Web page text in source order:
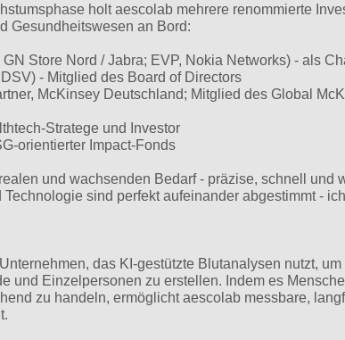
holt aescolab mehrere renommierte
Gesundheitswesen an Bord:
Store Nord / Jabra; EVP, Nokia Networks) - als
- Mitglied des Board of Directors
McKinsey Deutschland; Mitglied des Global
Stratege und Investor
orientierter Impact-Fonds
und wachsenden Bedarf - präzise, schnell und
sind perfekt aufeinander abgestimmt -
das KI-gestützte Blutanalysen nutzt,
und Einzelpersonen zu erstellen. Indem es
zu handeln, ermöglicht aescolab messbare,